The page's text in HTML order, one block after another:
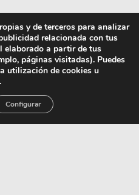
y de terceros para analizar
relacionada con tus
elaborado a partir de tus
páginas visitadas). Puedes
utilización de cookies u
.
Configurar